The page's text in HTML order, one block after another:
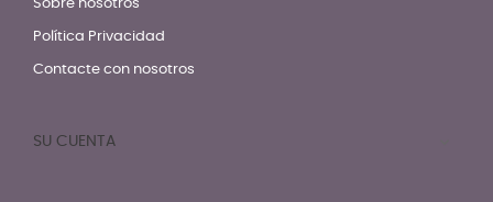
Sobre nosotros
Política Privacidad
Contacte con nosotros
SU CUENTA